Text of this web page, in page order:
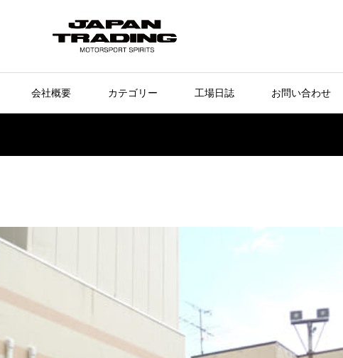
会社概要 カテゴリー 工場日誌 お問い合わせ